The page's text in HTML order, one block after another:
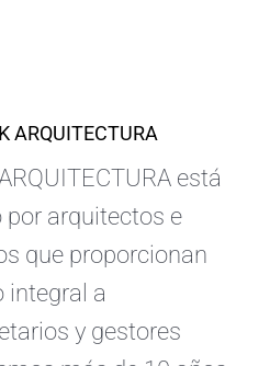
ARQUITECTURA
está
arquitectos e
que proporcionan
integral a
y gestores